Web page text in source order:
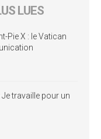
LUES
Pie X : le Vatican
travaille pour un